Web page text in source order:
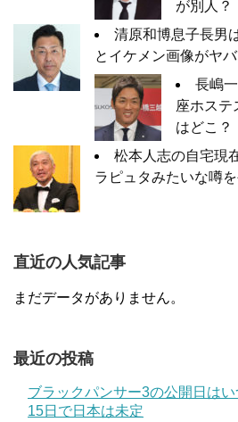
が別人？
清原和博息子長男
とイケメン画像がヤバ
長嶋
座ホステ
はどこ？
松本人志の自宅現
ラピュタみたいな噂
直近の人気記事
まだデータがありません。
最近の投稿
ブラックパンサー3の公開日は
15日で日本は未定